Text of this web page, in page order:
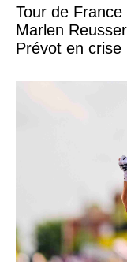
Tour de
Marlen
Prévot en crise